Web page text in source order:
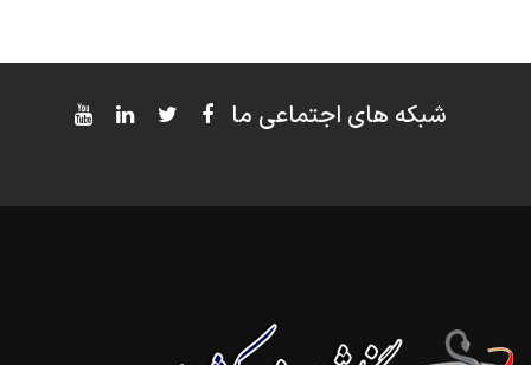
شبکه های اجتماعی ما